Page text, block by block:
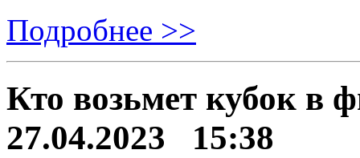
Подробнее >>
Кто возьмет кубок в
27.04.2023 15:38